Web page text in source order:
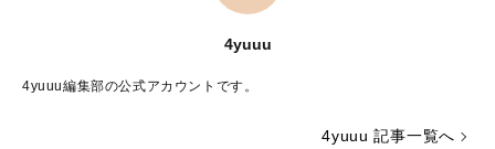
4yuuu
4yuuu編集部の公式アカウントです。
4yuuu 記事一覧へ